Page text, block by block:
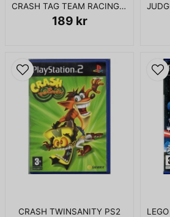
CRASH TAG TEAM RACING PS2
189 kr
CRASH TWINSANITY PS2